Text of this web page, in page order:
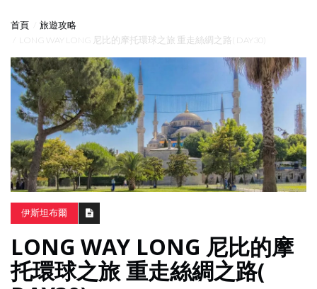
海
島
東
南
日
韓
旅
遊
攻
略
首頁
旅遊攻略
LONG WAY LONG 尼比的摩托環球之旅 重走絲綢之路( DAY30)
伊斯坦布爾
LONG WAY LONG 尼比的摩
托環球之旅 重走絲綢之路(